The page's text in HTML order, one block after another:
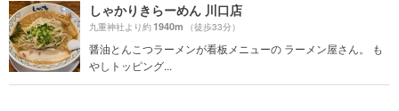
しゃかりきらーめん 川口店
九重神社より約1940m （徒歩33分）
醤油とんこつラーメンが看板メニューの ラーメン屋さん。 も
やしトッピング...